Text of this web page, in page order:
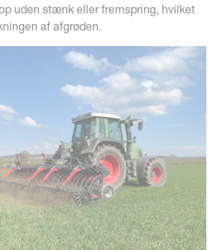
uden stænk eller fremspring, hvilket
af afgrøden.